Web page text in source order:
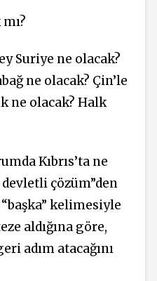
Suriye ne olacak?
ne olacak? Çin’le
ne olacak? Halk
Kıbrıs’ta ne
çözüm”den
kelimesiyle
aldığına göre,
adım atacağını